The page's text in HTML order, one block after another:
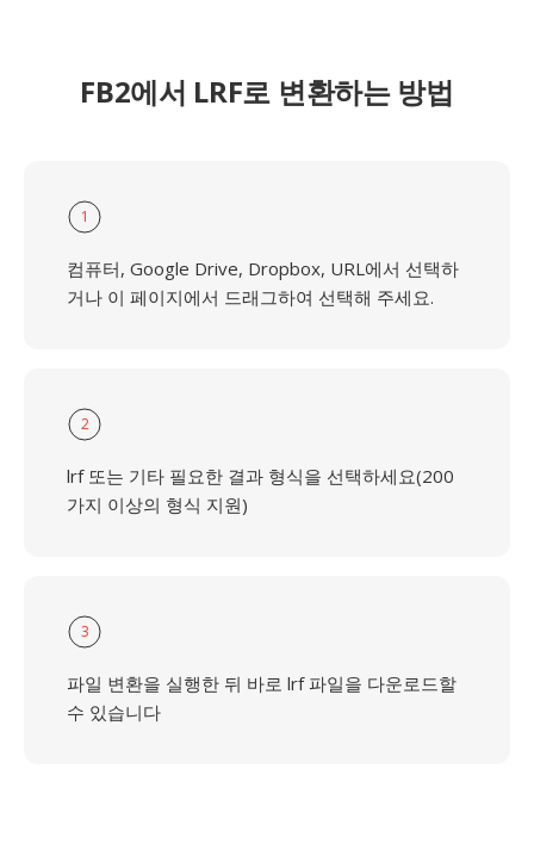
FB2에서 LRF로 변환하는 방법
1
컴퓨터, Google Drive, Dropbox, URL에서 선택하
거나 이 페이지에서 드래그하여 선택해 주세요.
2
lrf 또는 기타 필요한 결과 형식을 선택하세요(200
가지 이상의 형식 지원)
3
파일 변환을 실행한 뒤 바로 lrf 파일을 다운로드할
수 있습니다